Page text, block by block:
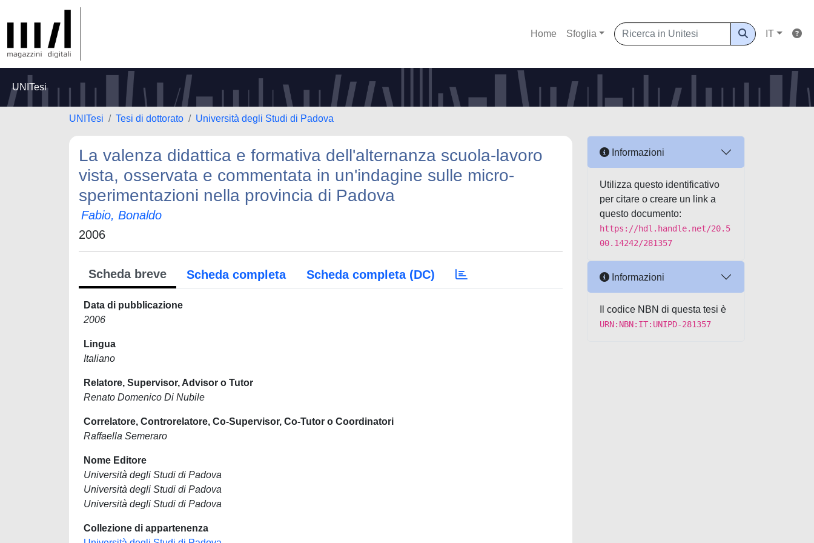
Home Sfoglia IT
UNITesi
UNITesi Tesi di dottorato Università degli Studi di Padova
La valenza didattica e formativa dell'alternanza scuola-lavoro
vista, osservata e commentata in un'indagine sulle micro-
sperimentazioni nella provincia di Padova
Fabio, Bonaldo
2006
Scheda breve Scheda completa Scheda completa (DC)
Data di pubblicazione
2006
Lingua
Italiano
Relatore, Supervisor, Advisor o Tutor
Renato Domenico Di Nubile
Correlatore, Controrelatore, Co-Supervisor, Co-Tutor o Coordinatori
Raffaella Semeraro
Nome Editore
Università degli Studi di Padova
Università degli Studi di Padova
Università degli Studi di Padova
Collezione di appartenenza
Informazioni
Utilizza questo identificativo
per citare o creare un link a
questo documento:
https://hdl.handle.net/20.5
00.14242/281357
Informazioni
Il codice NBN di questa tesi è
URN:NBN:IT:UNIPD-281357